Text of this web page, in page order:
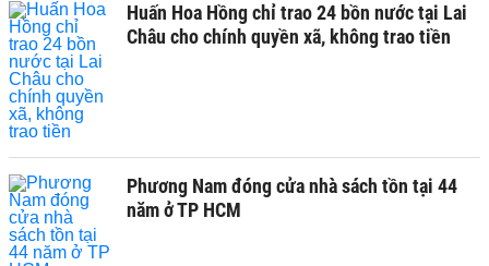
Huấn Hoa Hồng chỉ trao 24 bồn nước tại Lai
Châu cho chính quyền xã, không trao tiền
Phương Nam đóng cửa nhà sách tồn tại 44
năm ở TP HCM